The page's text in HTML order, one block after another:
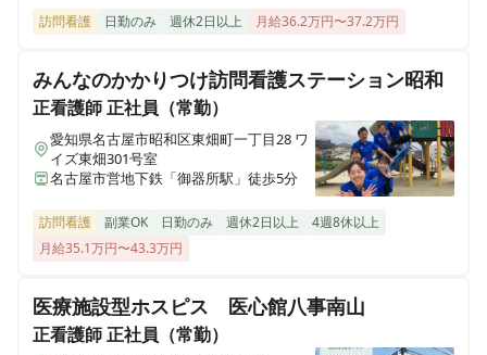
イリーゼセントベル諏訪湖
長野県諏訪市大和1-5-5
訪問看護 日勤のみ 週休2日以上 月給36.2万円〜37.2万円
みんなのかかりつけ訪問看護ステーション昭和
正看護師正社員（常勤）
愛知県名古屋市昭和区東畑町一丁目28 ワ
イズ東畑301号室
名古屋市営地下鉄「御器所駅」徒歩5分
訪問看護 副業OK 日勤のみ 週休2日以上
4週8休以上
月給35.1万円〜43.3万円
医療施設型ホスピス 医心館八事南山
正看護師正社員（常勤）